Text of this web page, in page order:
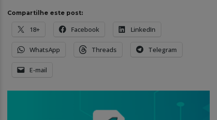
Compartilhe este post:
18+ Facebook LinkedIn
WhatsApp Threads Telegram
E-mail